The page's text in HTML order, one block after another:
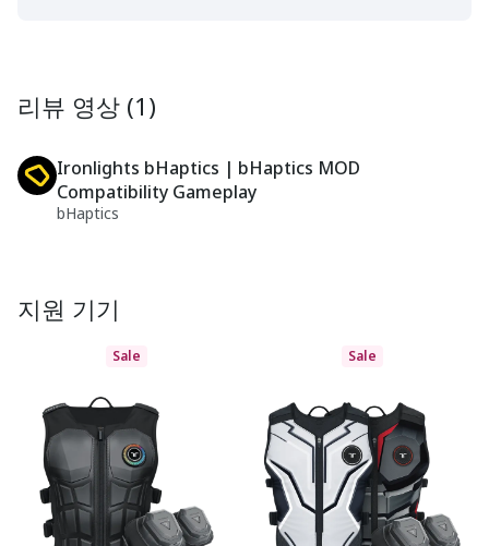
리뷰 영상 (1)
Ironlights bHaptics | bHaptics MOD
Compatibility Gameplay
bHaptics
지원 기기
Sale Sale